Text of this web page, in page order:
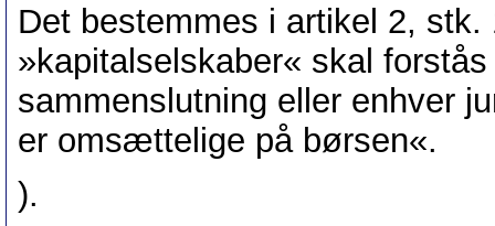
Det bestemmes i artikel 2,
»kapitalselskaber« skal
sammenslutning eller enhver
er omsættelige på børsen«.
).